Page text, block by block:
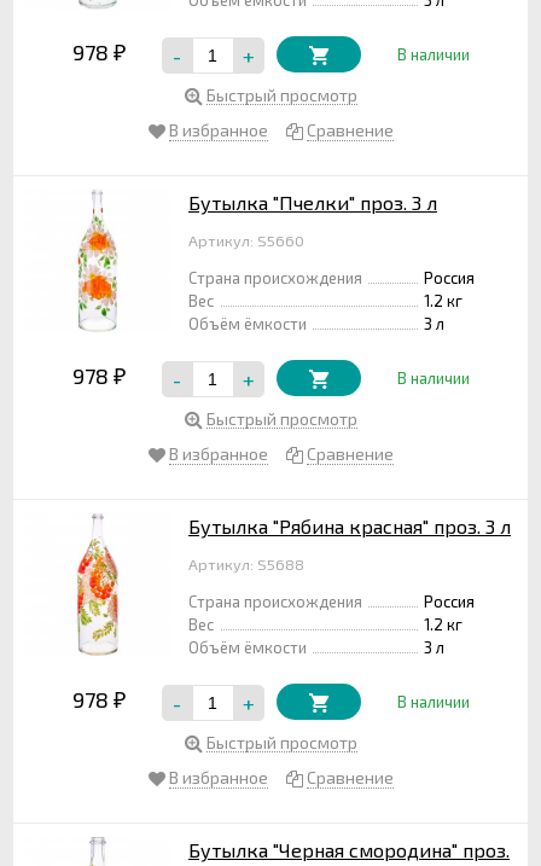
978 ₽ - + В наличии
Быстрый просмотр
В избранное
Сравнение
Бутылка "Пчелки" проз. 3 л
Артикул: S5660
Страна происхождения
Россия
Вес
1.2 кг
Объём ёмкости
3 л
978 ₽ - + В наличии
Быстрый просмотр
В избранное
Сравнение
Бутылка "Рябина красная" проз. 3 л
Артикул: S5688
Страна происхождения
Россия
Вес
1.2 кг
Объём ёмкости
3 л
978 ₽ - + В наличии
Быстрый просмотр
В избранное
Сравнение
Бутылка "Черная смородина" проз.